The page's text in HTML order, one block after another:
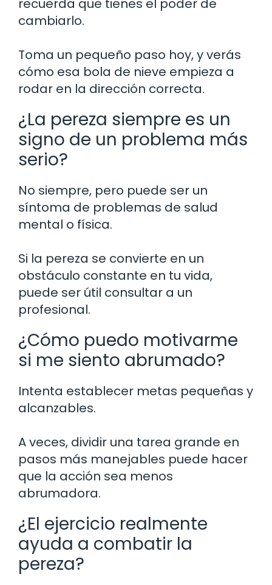
recuerda que tienes el poder de
cambiarlo.
Toma un pequeño paso hoy, y verás
cómo esa bola de nieve empieza a
rodar en la dirección correcta.
¿La pereza siempre es un
signo de un problema más
serio?
No siempre, pero puede ser un
síntoma de problemas de salud
mental o física.
Si la pereza se convierte en un
obstáculo constante en tu vida,
puede ser útil consultar a un
profesional.
¿Cómo puedo motivarme
si me siento abrumado?
Intenta establecer metas pequeñas y
alcanzables.
A veces, dividir una tarea grande en
pasos más manejables puede hacer
que la acción sea menos
abrumadora.
¿El ejercicio realmente
ayuda a combatir la
pereza?